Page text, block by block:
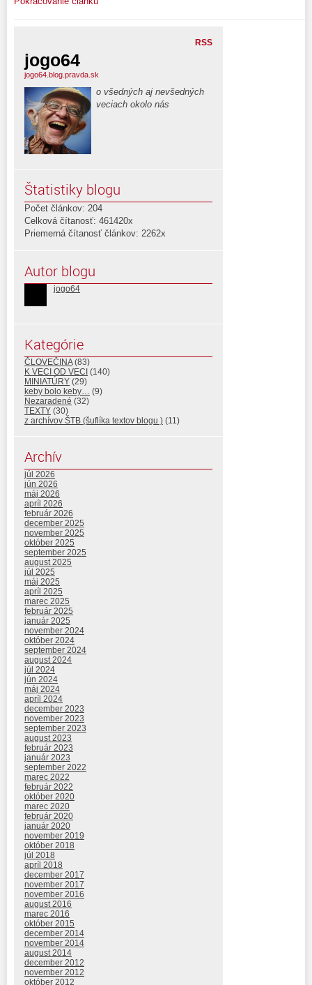
RSS
jogo64
jogo64.blog.pravda.sk
o všedných aj nevšedných
veciach okolo nás
Štatistiky blogu
Počet článkov: 204
Celková čítanosť: 461420x
Priemerná čítanosť článkov: 2262x
Autor blogu
jogo64
Kategórie
ČLOVEČINA(83)
K VECI OD VECI (140)
MINIATÚRY (29)
keby bolo keby… (9)
Nezaradené (32)
TEXTY (30)
z archívov ŠTB (šuflíka textov blogu ) (11)
Archív
júl 2026
jún 2026
máj 2026
apríl 2026
február 2026
december 2025
november 2025
október 2025
september 2025
august 2025
júl 2025
máj 2025
apríl 2025
marec 2025
február 2025
január 2025
november 2024
október 2024
september 2024
august 2024
júl 2024
jún 2024
máj 2024
apríl 2024
december 2023
november 2023
september 2023
august 2023
február 2023
január 2023
september 2022
marec 2022
február 2022
október 2020
marec 2020
február 2020
január 2020
november 2019
október 2018
júl 2018
apríl 2018
december 2017
november 2017
november 2016
august 2016
marec 2016
október 2015
december 2014
november 2014
august 2014
december 2012
november 2012
október 2012